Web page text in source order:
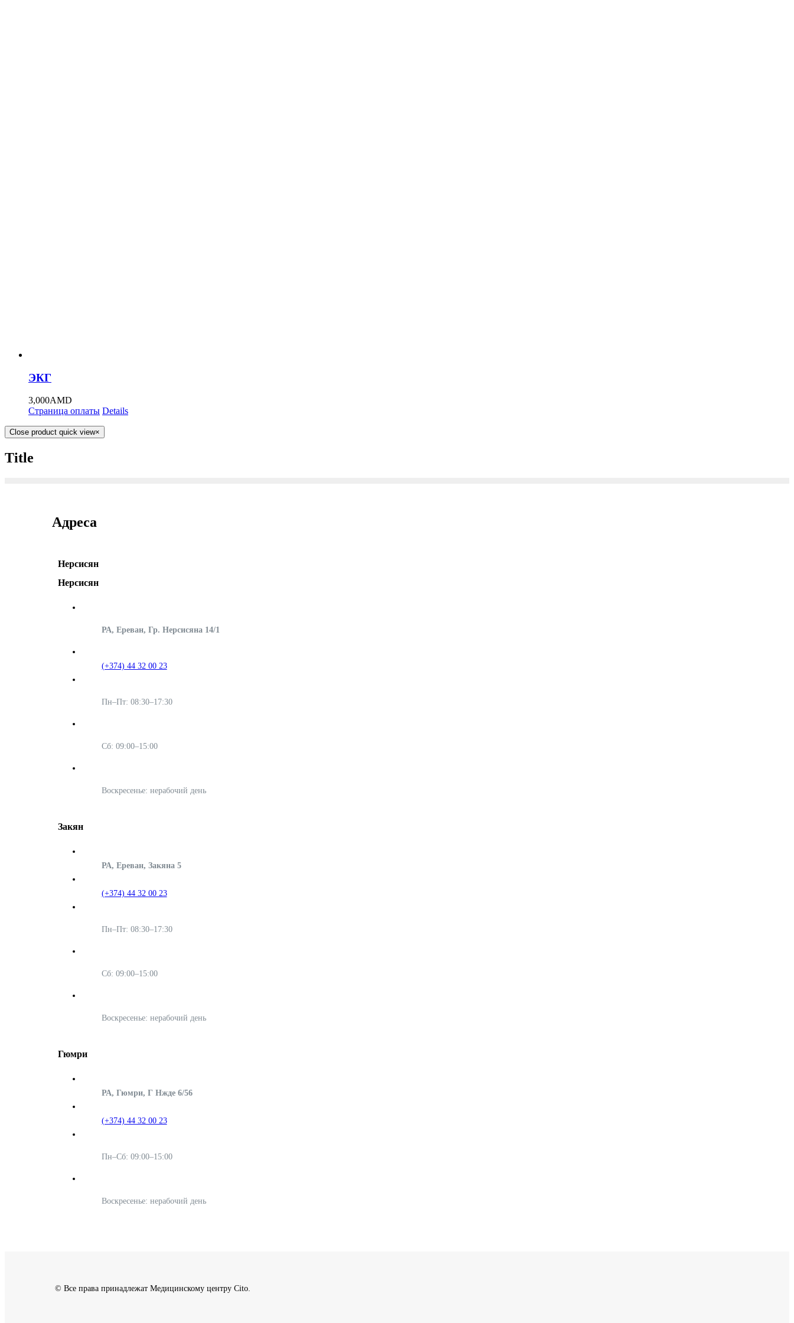
ЭКГ
3,000AMD
Страница оплаты Details
Close product quick view×
Title
Адреса
Нерсисян
Нерсисян
РА, Ереван, Гр. Нерсисяна 14/1
(+374) 44 32 00 23
Пн–Пт: 08:30–17:30
Сб: 09:00–15:00
Воскресенье: нерабочий день
Закян
РА, Ереван, Закяна 5
(+374) 44 32 00 23
Пн–Пт: 08:30–17:30
Сб: 09:00–15:00
Воскресенье: нерабочий день
Гюмри
РА, Гюмри, Г Нжде 6/56
(+374) 44 32 00 23
Пн–Сб: 09:00–15:00
Воскресенье: нерабочий день
© Все права принадлежат Медицинскому центру Cito.